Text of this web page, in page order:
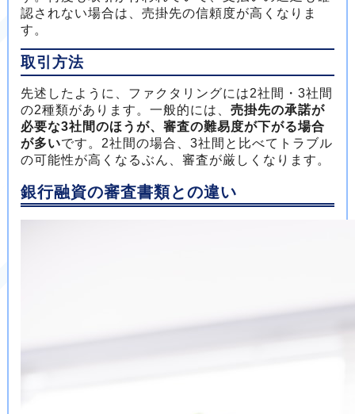
認されない場合は、売掛先の信頼度が高くなりま
す。
取引方法
先述したように、ファクタリングには2社間・3社間
の2種類があります。一般的には、 売掛先の承諾が
必要な3社間のほうが、審査の難易度が下がる場合
が多いです。2社間の場合、3社間と比べてトラブル
の可能性が高くなるぶん、審査が厳しくなります。
銀行融資の審査書類との違い